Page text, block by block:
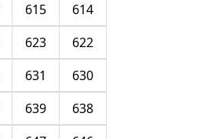
614
615
622
623
630
631
638
639